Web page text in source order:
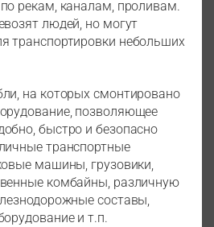
рекам, каналам, проливам.
людей, но могут
транспортировки небольших
на которых смонтировано
позволяющее
быстро и безопасно
транспортные
машины, грузовики,
комбайны, различную
составы,
и т.п.